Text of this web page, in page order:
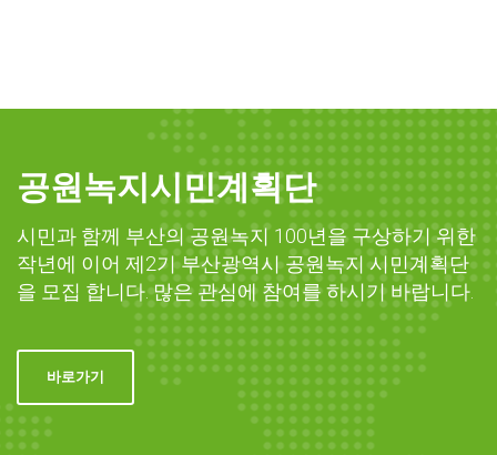
공원녹지시민계획단
시민과 함께 부산의 공원녹지 100년을 구상하기 위한
작년에 이어 제2기 부산광역시 공원녹지 시민계획단
을 모집 합니다. 많은 관심에 참여를 하시기 바랍니다.
바로가기